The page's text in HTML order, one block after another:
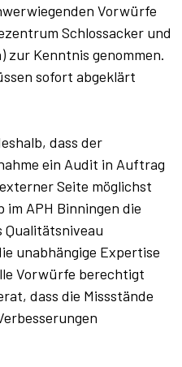
Vorwürfe
Schlossacker und
zur Kenntnis genommen.
sofort abgeklärt
dass der
ein Audit in Auftrag
Seite möglichst
APH Binningen die
Qualitätsniveau
unabhängige Expertise
Vorwürfe berechtigt
dass die Missstände